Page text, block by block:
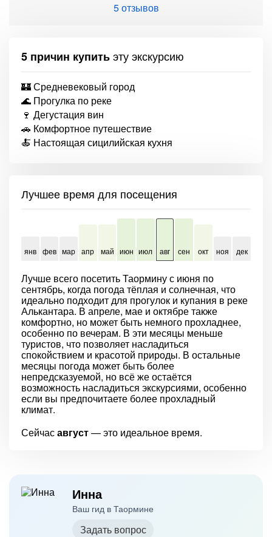
5 отзывов
5 причин купитьэту экскурсию
🏰 Средневековый город
🌊 Прогулка по реке
🍷 Дегустация вин
🚗 Комфортное путешествие
🍝 Настоящая сицилийская кухня
Лучшее время для посещения
янв фев мар апр май июн июл авг сен окт ноя дек
Лучше всего посетить Таормину с июня по
сентябрь, когда погода тёплая и солнечная, что
идеально подходит для прогулок и купания в реке
Алькантара. В апреле, мае и октябре также
комфортно, но может быть немного прохладнее,
особенно по вечерам. В эти месяцы меньше
туристов, что позволяет насладиться
спокойствием и красотой природы. В остальные
месяцы погода может быть более
непредсказуемой, но всё же остаётся
возможность насладиться экскурсиями, особенно
если вы предпочитаете более прохладный
климат.
Сейчасавгуст— это идеальное время.
Инна
Ваш гид в Таормине
Задать вопрос